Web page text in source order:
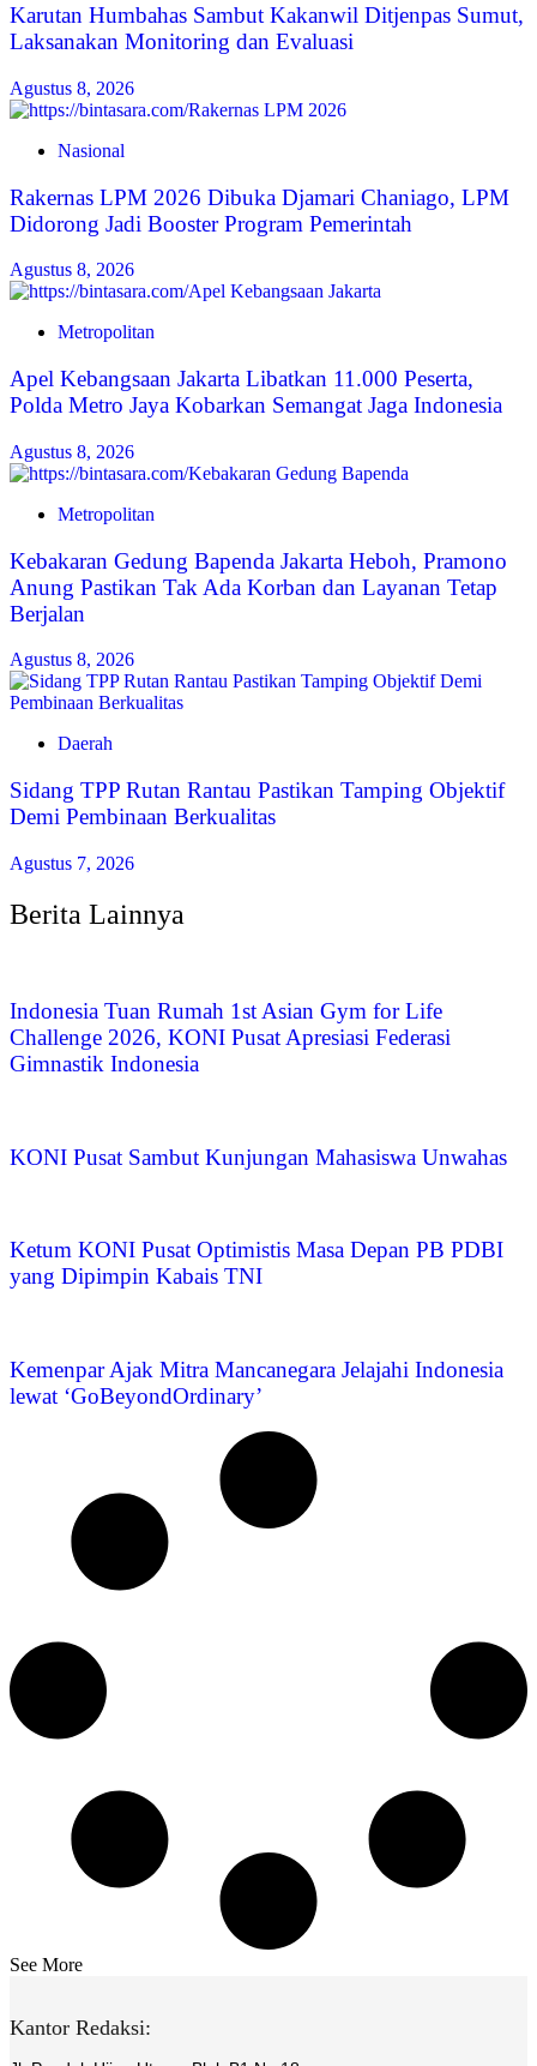
Karutan Humbahas Sambut Kakanwil Ditjenpas Sumut,
Laksanakan Monitoring dan Evaluasi
Agustus 8, 2026
Nasional
Rakernas LPM 2026 Dibuka Djamari Chaniago, LPM
Didorong Jadi Booster Program Pemerintah
Agustus 8, 2026
Metropolitan
Apel Kebangsaan Jakarta Libatkan 11.000 Peserta,
Polda Metro Jaya Kobarkan Semangat Jaga Indonesia
Agustus 8, 2026
Metropolitan
Kebakaran Gedung Bapenda Jakarta Heboh, Pramono
Anung Pastikan Tak Ada Korban dan Layanan Tetap
Berjalan
Agustus 8, 2026
Daerah
Sidang TPP Rutan Rantau Pastikan Tamping Objektif
Demi Pembinaan Berkualitas
Agustus 7, 2026
Berita Lainnya
Indonesia Tuan Rumah 1st Asian Gym for Life
Challenge 2026, KONI Pusat Apresiasi Federasi
Gimnastik Indonesia
KONI Pusat Sambut Kunjungan Mahasiswa Unwahas
Ketum KONI Pusat Optimistis Masa Depan PB PDBI
yang Dipimpin Kabais TNI
Kemenpar Ajak Mitra Mancanegara Jelajahi Indonesia
lewat ‘GoBeyondOrdinary’
See More
Kantor Redaksi: